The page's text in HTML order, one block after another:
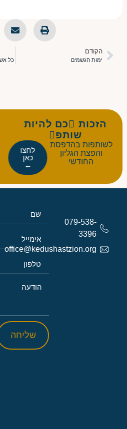
הקודם
ימות הגשמים כל
הזכות כם להיות
שותפ
לשותפות בהדפסת
והפצת הגליון
החודשי
לחצו
כאן
←
079-538-
3396
office@kedushastzion.org
שליחה